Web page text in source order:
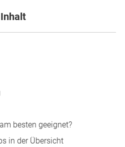
Inhalt
besten geeignet?
in der Übersicht